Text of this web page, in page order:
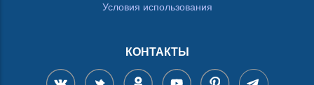
Условия использования
КОНТАКТЫ